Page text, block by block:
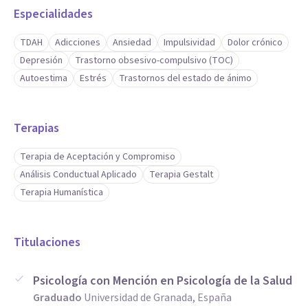
Especialidades
TDAH Adicciones Ansiedad Impulsividad
Dolor crónico
Depresión
Trastorno obsesivo-compulsivo (TOC)
Autoestima
Estrés Trastornos del estado de ánimo
Terapias
Terapia de Aceptación y Compromiso
Análisis Conductual Aplicado
Terapia Gestalt
Terapia Humanística
Titulaciones
Psicología con Mención en Psicología de la Salud
Graduado Universidad de Granada, España